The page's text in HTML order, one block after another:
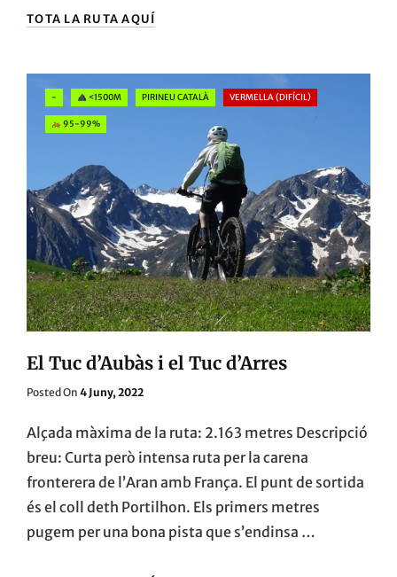
TOTA LA RUTA AQUÍ
SERRA
Categories
- <1500M PIRINEU CATALÀ VERMELLA (DIFÍCIL)
95-99%
El Tuc d’Aubàs i el Tuc d’Arres
Posted On Posted
4 Juny, 2022
Alçada màxima de la ruta: 2.163 metres Descripció
breu: Curta però intensa ruta per la carena
fronterera de l’Aran amb França. El punt de sortida
és el coll deth Portilhon. Els primers metres
pugem per una bona pista que s’endinsa …